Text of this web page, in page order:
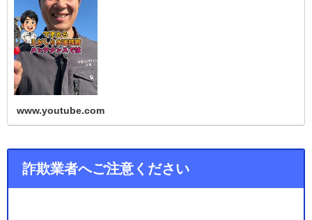
www.youtube.com
詐欺業者へご注意ください